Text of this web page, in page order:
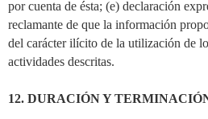
por cuenta de ésta; (e) declaración
reclamante de que la información
del carácter ilícito de la utilización de
actividades descritas.
12. DURACIÓN Y